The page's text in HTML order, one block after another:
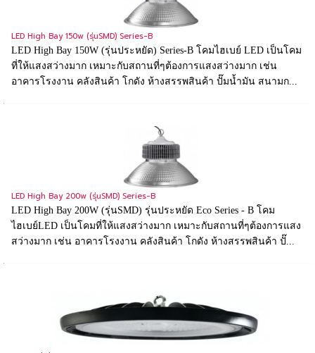
LED High Bay 150w (รุ่นSMD) Series-B
LED High Bay 150W (รุ่นประหยัด) Series-B โคมไฮเบย์ LED เป็นโคม
ที่ให้แสงสว่างมาก เหมาะกับสถานที่ๆต้องการแสงสว่างมาก เช่น
อาคารโรงงาน คลังสินค้า โกดัง ห้างสรรพสินค้า ปั๊มน้ำมัน สนามก...
LED High Bay 200w (รุ่นSMD) Series-B
LED High Bay 200W (รุ่นSMD) รุ่นประหยัด Eco Series - B โคม
ไฮเบย์LED เป็นโคมที่ให้แสงสว่างมาก เหมาะกับสถานที่ๆต้องการแสง
สว่างมาก เช่น อาคารโรงงาน คลังสินค้า โกดัง ห้างสรรพสินค้า ปั๊...